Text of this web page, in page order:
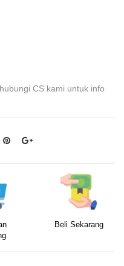
CS kami untuk info
Beli Sekarang